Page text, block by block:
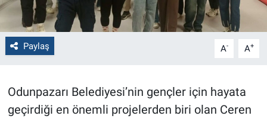
Paylaş A- A+
Odunpazarı Belediyesi’nin gençler için hayata
geçirdiği en önemli projelerden biri olan Ceren
Genel
Çevre
Magazin